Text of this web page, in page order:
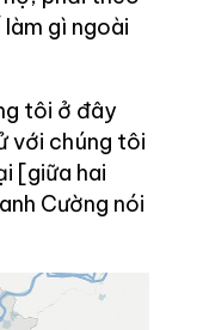
gì ngoài
tôi ở đây
với chúng tôi
[giữa hai
Cường nói